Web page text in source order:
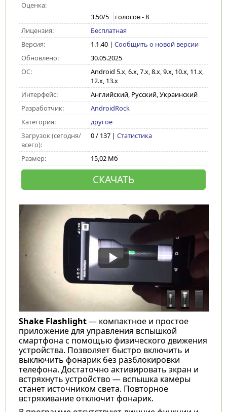
Оценка:
3.50/5 голосов -8
Лицензия:
Бесплатная
Версия:
1.1.40| Сообщить о новой версии
Обновлено:
30.05.2025
ОС:
Android 5.x, 6.x, 7.x, 8.x, 9.x, 10.x, 11.x,
12.x, 13.x
Интерфейс:
Английский, Русский, Украинский
Разработчик:
AndroidRock
Категория:
другое
Загрузок (сегодня/
всего):
0 / 137 | Статистика
Размер: 15,02 Мб
СКАЧАТЬ
Shake Flashlight— компактное и простое
приложение для управления вспышкой
смартфона с помощью физического движения
устройства. Позволяет быстро включить и
выключить фонарик без разблокировки
телефона. Достаточно активировать экран и
встряхнуть устройство — вспышка камеры
станет источником света. Повторное
встряхивание отключит фонарик.